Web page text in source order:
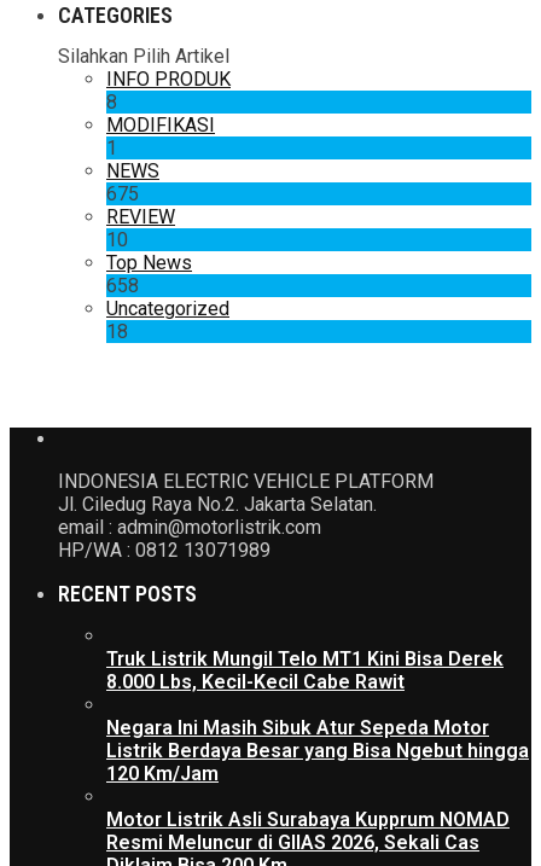
CATEGORIES
Silahkan Pilih Artikel
INFO PRODUK
8
MODIFIKASI
1
NEWS
675
REVIEW
10
Top News
658
Uncategorized
18
INDONESIA ELECTRIC VEHICLE PLATFORM
Jl. Ciledug Raya No.2. Jakarta Selatan.
email : admin@motorlistrik.com
HP/WA : 0812 13071989
RECENT POSTS
Truk Listrik Mungil Telo MT1 Kini Bisa Derek
8.000 Lbs, Kecil-Kecil Cabe Rawit
Negara Ini Masih Sibuk Atur Sepeda Motor
Listrik Berdaya Besar yang Bisa Ngebut hingga
120 Km/Jam
Motor Listrik Asli Surabaya Kupprum NOMAD
Resmi Meluncur di GIIAS 2026, Sekali Cas